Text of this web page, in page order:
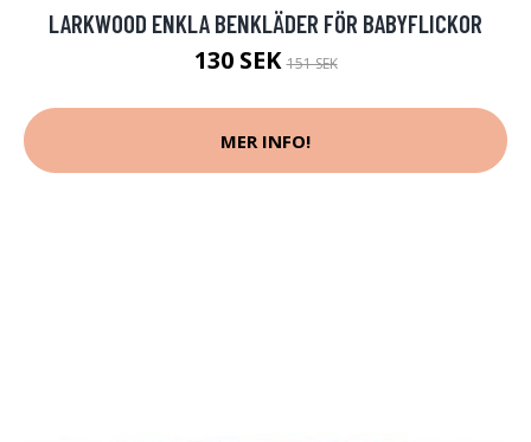
LARKWOOD ENKLA BENKLÄDER FÖR BABYFLICKOR
130 SEK151 SEK
MER INFO!